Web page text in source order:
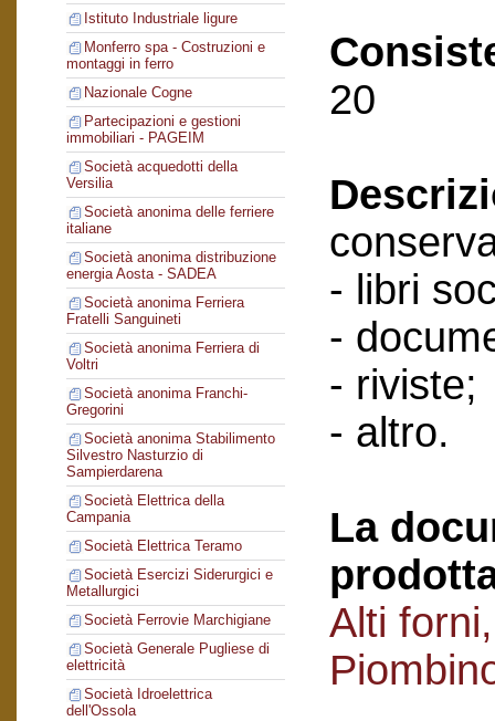
Istituto Industriale ligure
Monferro spa - Costruzioni e
montaggi in ferro
Nazionale Cogne
Partecipazioni e gestioni
immobiliari - PAGEIM
Società acquedotti della
Versilia
Società anonima delle ferriere
italiane
Società anonima distribuzione
energia Aosta - SADEA
Società anonima Ferriera
Fratelli Sanguineti
Società anonima Ferriera di
Voltri
Società anonima Franchi-
Gregorini
Società anonima Stabilimento
Silvestro Nasturzio di
Sampierdarena
Società Elettrica della
Campania
Società Elettrica Teramo
Società Esercizi Siderurgici e
Metallurgici
Società Ferrovie Marchigiane
Società Generale Pugliese di
elettricità
Società Idroelettrica
dell'Ossola
20
- libri
-
- riviste;
- altro.
La
Alti